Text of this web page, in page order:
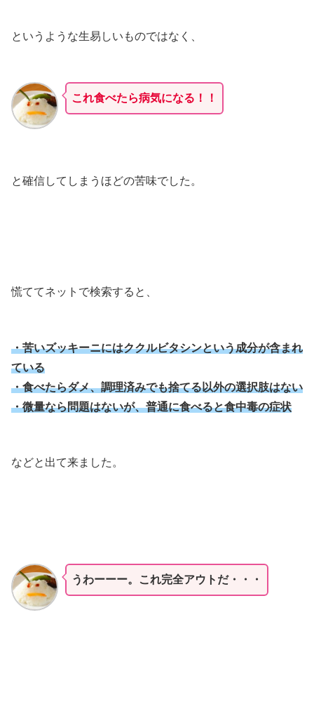
というような生易しいものではなく、
これ食べたら病気になる！！
と確信してしまうほどの苦味でした。
慌ててネットで検索すると、
・苦いズッキーニにはククルビタシンという成分が含まれ
ている
・食べたらダメ、調理済みでも捨てる以外の選択肢はない
・微量なら問題はないが、普通に食べると食中毒の症状
などと出て来ました。
うわーーー。これ完全アウトだ・・・